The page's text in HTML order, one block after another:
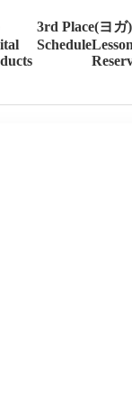
3rd Place(ヨガ)
ScheduleLesson